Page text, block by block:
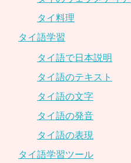
タイ料理
タイ語学習
タイ語で日本説明
タイ語のテキスト
タイ語の文字
タイ語の発音
タイ語の表現
タイ語学習ツール